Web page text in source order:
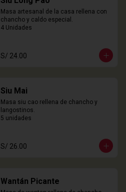
Masa artesanal de la casa rellena con
chancho y caldo especial.
4 Unidades
S/ 24.00
Siu Mai
Masa siu cao rellena de chancho y
langostinos.
5 unidades
S/ 26.00
Wantán Picante